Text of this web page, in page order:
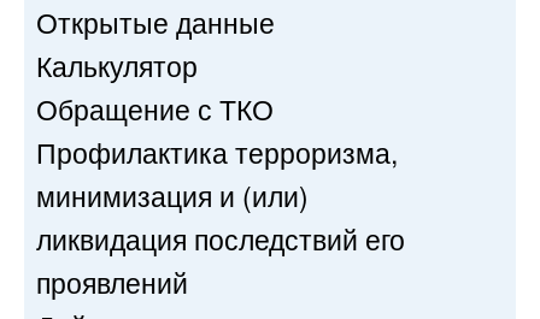
Открытые данные
Калькулятор
Обращение с ТКО
Профилактика терроризма,
минимизация и (или)
ликвидация последствий его
проявлений